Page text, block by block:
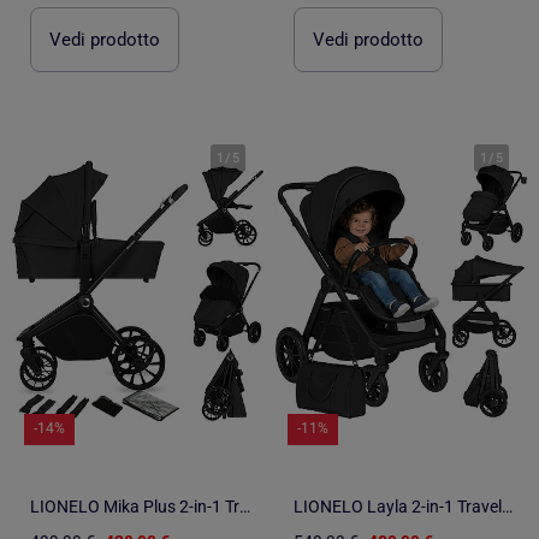
Vedi prodotto Vedi prodotto
1 / 5
-14%
LIONELO Mika Plus 2-in-1 Travel System - Passeggino, navicella, borsa e accessori
1 / 5
-11%
LIONELO Layla 2-in-1 Travel System - Fino a 22 kg - Il sistema da viaggio include passeggino, navice